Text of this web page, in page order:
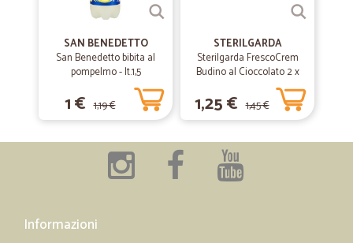
SAN BENEDETTO
San Benedetto bibita al
pompelmo - lt.1,5
1 € 1,19 €
STERILGARDA
Sterilgarda FrescoCrem
Budino al Cioccolato 2 x
1,25 € 1,45 €
Informazioni